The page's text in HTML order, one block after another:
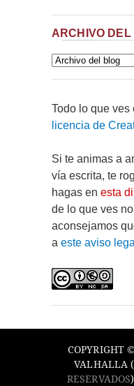
ARCHIVO DEL
Todo lo que ves
licencia de
Si te animas a
vía escrita, te
hagas en esta
de lo que ves
aconsejamos
a este aviso legal
COPYRIGHT
VALHALLA (
RESERVADOS